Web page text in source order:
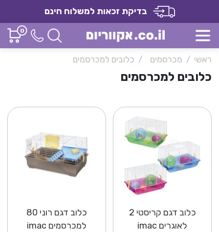
בדיקת זכאות למשלוח חינם
0
ראשי מכרסמים כלובים למכרסמים
כלובים למכרסמים
כלוב דגם קריסטי 2
לאוגרים imac
כלוב דגם רוני 80
למכרסמים imac